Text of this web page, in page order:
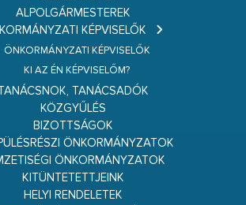
ALPOLGÁRMESTEREK
KÉPVISELŐK
ÖNKORMÁNYZATI KÉPVISELŐK
KI AZ ÉN KÉPVISELŐM?
TANÁCSADÓK
KÖZGYŰLÉS
BIZOTTSÁGOK
ÖNKORMÁNYZATOK
ÖNKORMÁNYZATOK
KITÜNTETETTJEINK
HELYI RENDELETEK